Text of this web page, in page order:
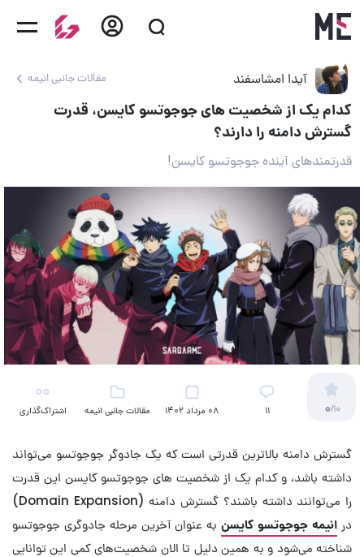
آیدا امشاسفند مقالات جانبی انیمه
کدام یک از شخصیت های جوجوتسو کایسن، قدرت
گسترش دامنه را دارند؟
قدرتمندهای آینده جوجوتسو کایسن!
0/10
11 08 مرداد 1402 مقالات جانبی انیمه اشتراک‌گذاری
گسترش دامنه بالاترین قدرتی است که یک جادوگر جوجوتسو می‌تواند
داشته باشد، و کدام یک از شخصیت های جوجوتسو کایسن این قدرت
را می‌توانند داشته باشند؟ گسترش دامنه (Domain Expansion)
در انیمه جوجوتسو کایسن به عنوان آخرین مرحله جادوگری جوجوتسو
شناخته می‌شود و به همین دلیل تا الان شخصیت‌های کمی این توانایی